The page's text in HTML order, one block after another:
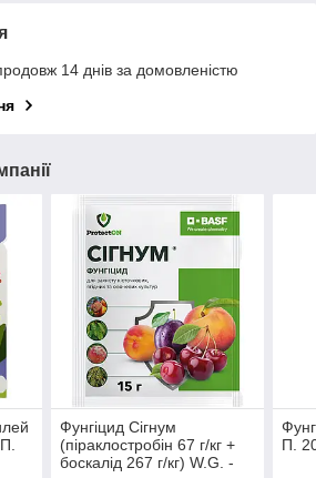
14 днів за домовленістю
Фунгіцид Сігнум
(піраклостробін 67 г/кг +
боскалід 267 г/кг) W.G. -
П.